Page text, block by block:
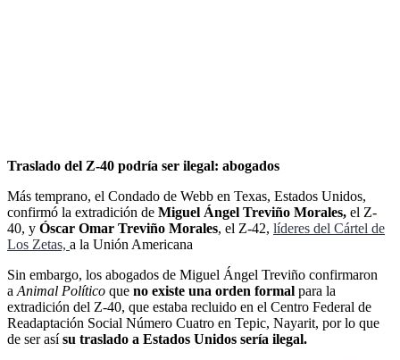
Traslado del Z-40 podría ser ilegal: abogados
Más temprano, el Condado de Webb en Texas, Estados Unidos,
confirmó la extradición de Miguel Ángel Treviño Morales, el Z-
40, y Óscar Omar Treviño Morales, el Z-42, líderes del Cártel de
Los Zetas, a la Unión Americana
Sin embargo, los abogados de Miguel Ángel Treviño confirmaron
a Animal Político que no existe una orden formal para la
extradición del Z-40, que estaba recluido en el Centro Federal de
Readaptación Social Número Cuatro en Tepic, Nayarit, por lo que
de ser asísu traslado a Estados Unidos sería ilegal.